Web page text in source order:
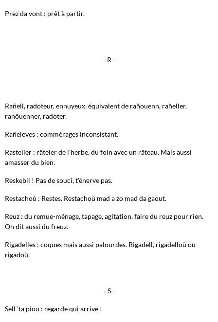
Prez da vont : prêt à partir.
- R -
Rañell, radoteur, ennuyeux, équivalent de rañouenn, rañeller,
ranõuenner, radoter.
Rañeleves : commérages inconsistant.
Rasteller : râteler de l'herbe, du foin avec un râteau. Mais aussi
amasser du bien.
Reskebil ! Pas de souci, t'énerve pas.
Restachoù : Restes. Restachoù mad a zo mad da gaout.
Reuz : du remue-ménage, tapage, agitation, faire du reuz pour rien.
On dit aussi du freuz.
Rigadelles : coques mais aussi palourdes. Rigadell, rigadelloù ou
rigadoù.
- S -
Sell ′ta piou : regarde qui arrive !